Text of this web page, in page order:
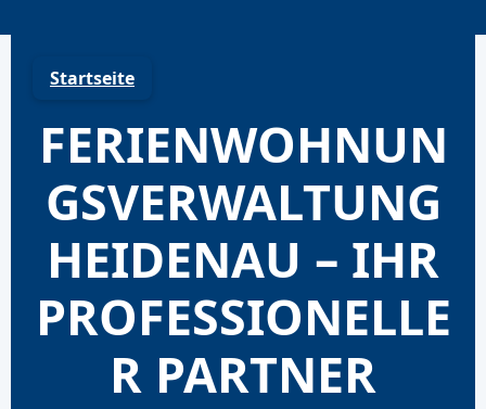
to
Startseite
FERIENWOHNUN
GSVERWALTUNG
HEIDENAU – IHR
PROFESSIONELLE
R PARTNER